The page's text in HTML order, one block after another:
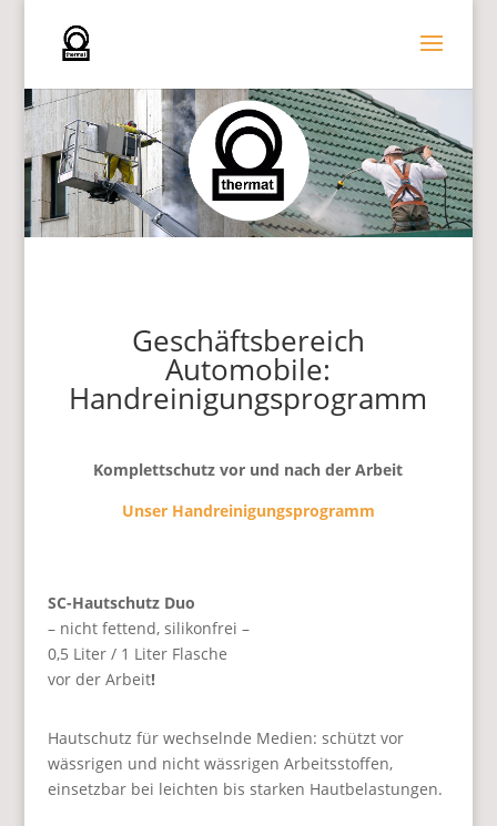
Geschäftsbereich
Automobile:
Handreinigungsprogramm
Komplettschutz vor und nach der Arbeit
Unser Handreinigungsprogramm
SC-Hautschutz Duo
– nicht fettend, silikonfrei –
0,5 Liter / 1 Liter Flasche
vor der Arbeit!
Hautschutz für wechselnde Medien: schützt vor
wässrigen und nicht wässrigen Arbeitsstoffen,
einsetzbar bei leichten bis starken Hautbelastungen.